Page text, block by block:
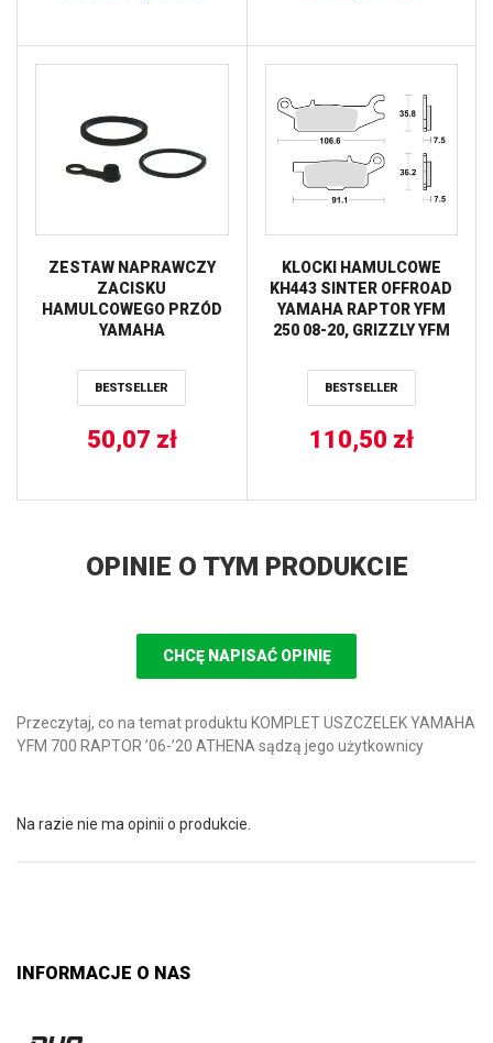
ZESTAW NAPRAWCZY
ZACISKU
HAMULCOWEGO PRZÓD
YAMAHA
TOURMAX
BESTSELLER
50,07 zł
KLOCKI HAMULCOWE
KH443 SINTER OFFROAD
YAMAHA RAPTOR YFM
250 08-20, GRIZZLY YFM
700 07-20, LEWY PRZÓD
TRW LUCAS
BESTSELLER
110,50 zł
OPINIE O TYM PRODUKCIE
CHCĘ NAPISAĆ OPINIĘ
Przeczytaj, co na temat produktu KOMPLET USZCZELEK YAMAHA
YFM 700 RAPTOR ’06-’20 ATHENA sądzą jego użytkownicy
Na razie nie ma opinii o produkcie.
INFORMACJE O NAS